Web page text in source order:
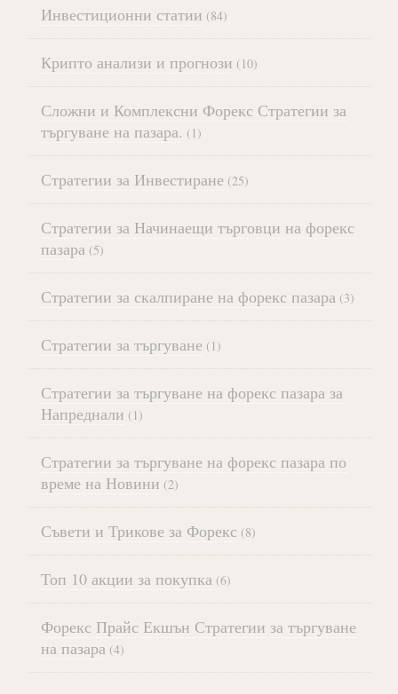
Инвестиционни статии (84)
Крипто анализи и прогнози (10)
Сложни и Комплексни Форекс Стратегии за
търгуване на пазара. (1)
Стратегии за Инвестиране (25)
Стратегии за Начинаещи търговци на форекс
пазара (5)
Стратегии за скалпиране на форекс пазара (3)
Стратегии за търгуване (1)
Стратегии за търгуване на форекс пазара за
Напреднали (1)
Стратегии за търгуване на форекс пазара по
време на Новини (2)
Съвети и Трикове за Форекс (8)
Топ 10 акции за покупка (6)
Форекс Прайс Екшън Стратегии за търгуване
на пазара (4)